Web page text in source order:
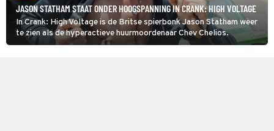
JASON STATHAM STAAT ONDER HOOGSPANNING IN CRANK: HIGH VOLTAGE
In Crank: High Voltage is de Britse spierbonk Jason Statham weer
te zien als de hyperactieve huurmoordenaar Chev Chelios.